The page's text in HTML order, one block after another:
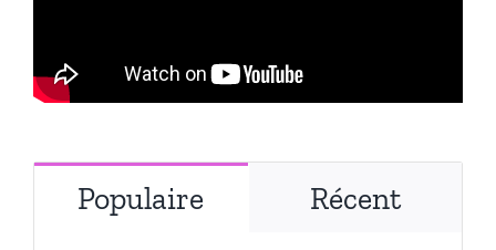
Populaire Récent